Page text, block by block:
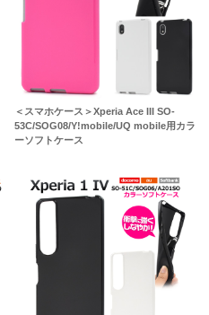
＜スマホケース＞Xperia Ace III SO-
53C/SOG08/Y!mobile/UQ mobile用カラ
ーソフトケース